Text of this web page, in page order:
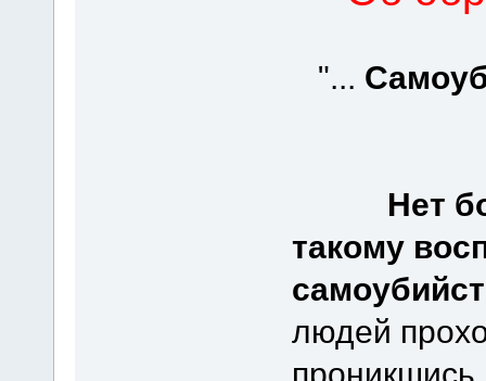
"...
Нет
такому
людей